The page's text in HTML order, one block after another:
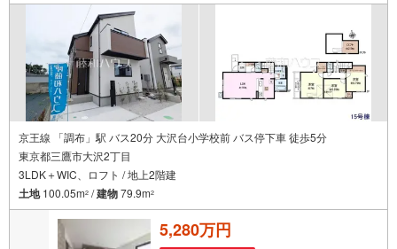
京王線 「調布」駅 バス20分 大沢台小学校前 バス停下車 徒歩5分
東京都三鷹市大沢2丁目
3LDK＋WIC、ロフト / 地上2階建
土地100.05m2 /建物79.9m2
5,280万円